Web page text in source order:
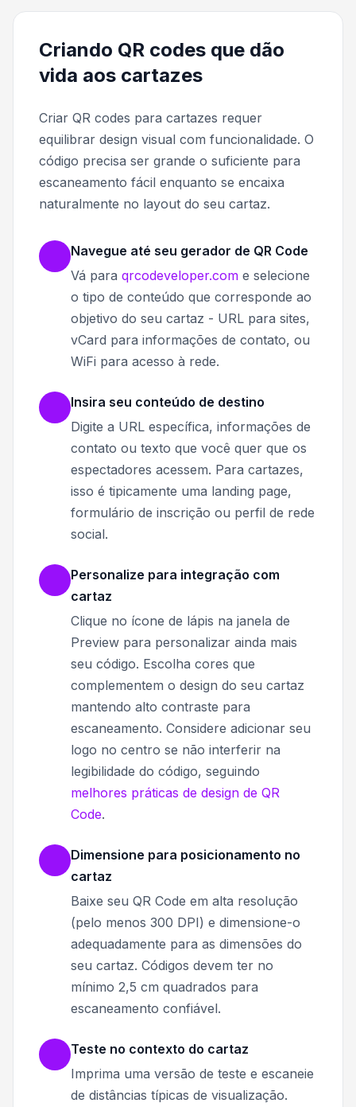
Criando QR codes que dão
vida aos cartazes
Criar QR codes para cartazes requer
equilibrar design visual com funcionalidade. O
código precisa ser grande o suficiente para
escaneamento fácil enquanto se encaixa
naturalmente no layout do seu cartaz.
Navegue até seu gerador de QR Code
Vá para qrcodeveloper.com e selecione
o tipo de conteúdo que corresponde ao
objetivo do seu cartaz - URL para sites,
vCard para informações de contato, ou
WiFi para acesso à rede.
Insira seu conteúdo de destino
Digite a URL específica, informações de
contato ou texto que você quer que os
espectadores acessem. Para cartazes,
isso é tipicamente uma landing page,
formulário de inscrição ou perfil de rede
social.
Personalize para integração com
cartaz
Clique no ícone de lápis na janela de
Preview para personalizar ainda mais
seu código. Escolha cores que
complementem o design do seu cartaz
mantendo alto contraste para
escaneamento. Considere adicionar seu
logo no centro se não interferir na
legibilidade do código, seguindo
melhores práticas de design de QR
Code.
Dimensione para posicionamento no
cartaz
Baixe seu QR Code em alta resolução
(pelo menos 300 DPI) e dimensione-o
adequadamente para as dimensões do
seu cartaz. Códigos devem ter no
mínimo 2,5 cm quadrados para
escaneamento confiável.
Teste no contexto do cartaz
Imprima uma versão de teste e escaneie
de distâncias típicas de visualização.